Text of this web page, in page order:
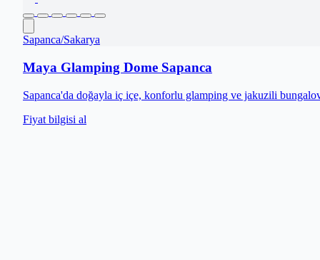
Sapanca/Sakarya
Maya Glamping Dome Sapanca
Sapanca'da doğayla iç içe, konforlu glamping ve jakuzili
Fiyat bilgisi al